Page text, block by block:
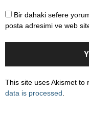
Bir dahaki sefere
posta adresimi ve web
This site uses Akismet to
data is processed